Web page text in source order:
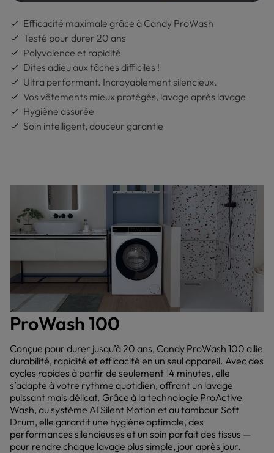
Efficacité maximale grâce à Candy ProWash
Testé pour durer 20 ans
Polyvalence et rapidité
Dites adieu aux tâches difficiles !
Ultra performant. Incroyablement silencieux.
Vos vêtements mieux protégés, lavage après lavage
Hygiène assurée
Soin intelligent, douceur garantie
ProWash 100
Conçue pour durer jusqu’à 20 ans, Candy ProWash 100 allie
durabilité, rapidité et efficacité en un seul appareil. Avec des
cycles rapides à partir de seulement 14 minutes, elle
s’adapte à votre rythme quotidien, offrant un lavage
puissant mais délicat. Grâce à la technologie ProActive
Wash, au système AI Silent Motion et au tambour Soft
Drum, elle garantit une hygiène optimale, des
performances silencieuses et un soin parfait des tissus —
pour rendre chaque lavage plus simple, jour après jour.